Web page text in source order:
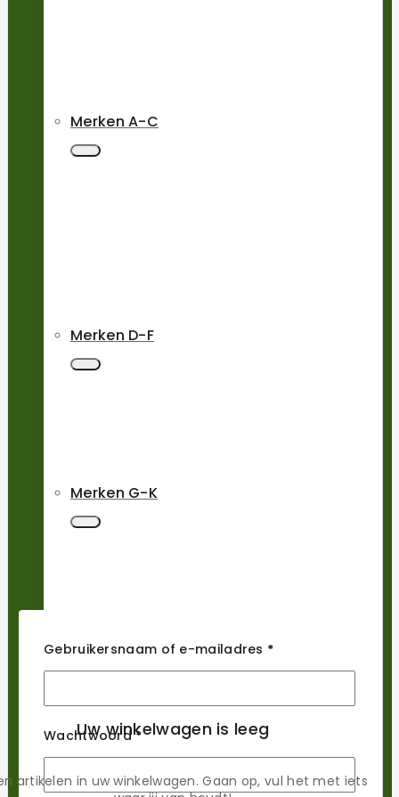
Merken A-C
Merken D-F
Merken G-K
Merken L-M
Gebruikersnaam of e-mailadres *
Wachtwoord*
Uw winkelwagen is leeg
artikelen in uw winkelwagen. Gaan op, vul het met iets